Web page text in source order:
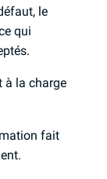
le
qui
à la charge
fait